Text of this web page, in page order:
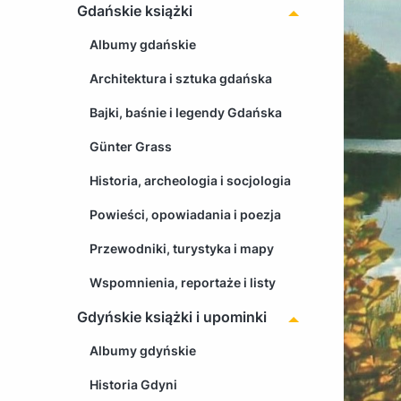
Gdańskie książki
Albumy gdańskie
Architektura i sztuka gdańska
Bajki, baśnie i legendy Gdańska
Günter Grass
Historia, archeologia i socjologia
Powieści, opowiadania i poezja
Przewodniki, turystyka i mapy
Wspomnienia, reportaże i listy
Gdyńskie książki i upominki
Albumy gdyńskie
Historia Gdyni